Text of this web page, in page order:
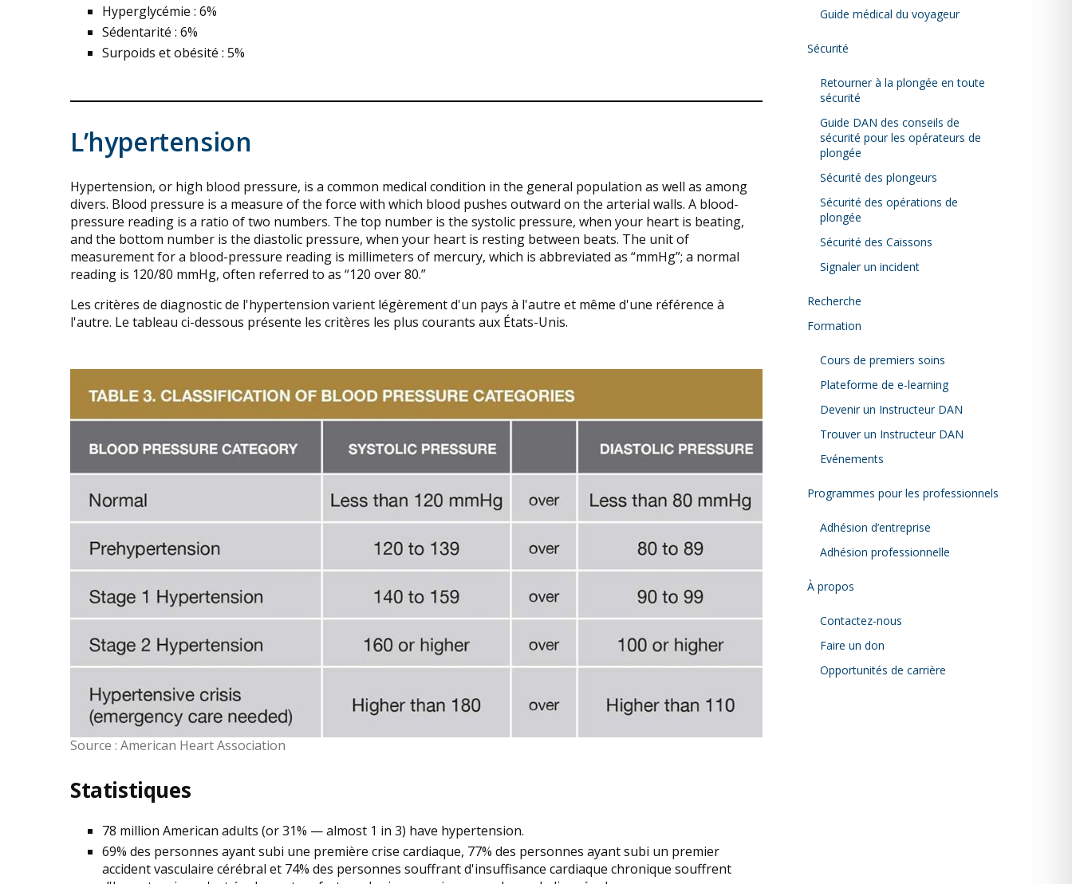
Hyperglycémie : 6%
Sédentarité : 6%
Surpoids et obésité : 5%
L’hypertension
Hypertension, or high blood pressure, is a common medical condition in the general population as well as among
divers. Blood pressure is a measure of the force with which blood pushes outward on the arterial walls. A blood-
pressure reading is a ratio of two numbers. The top number is the systolic pressure, when your heart is beating,
and the bottom number is the diastolic pressure, when your heart is resting between beats. The unit of
measurement for a blood-pressure reading is millimeters of mercury, which is abbreviated as “mmHg”; a normal
reading is 120/80 mmHg, often referred to as “120 over 80.”
Les critères de diagnostic de l'hypertension varient légèrement d'un pays à l'autre et même d'une référence à
l'autre. Le tableau ci-dessous présente les critères les plus courants aux États-Unis.
Source : American Heart Association
Statistiques
78 million American adults (or 31% — almost 1 in 3) have hypertension.
69% des personnes ayant subi une première crise cardiaque, 77% des personnes ayant subi un premier
accident vasculaire cérébral et 74% des personnes souffrant d'insuffisance cardiaque chronique souffrent
Guide médical du voyageur
Sécurité
Retourner à la plongée en toute
sécurité
Guide DAN des conseils de
sécurité pour les opérateurs de
plongée
Sécurité des plongeurs
Sécurité des opérations de
plongée
Sécurité des Caissons
Signaler un incident
Recherche
Formation
Cours de premiers soins
Plateforme de e-learning
Devenir un Instructeur DAN
Trouver un Instructeur DAN
Evénements
Programmes pour les professionnels
Adhésion d’entreprise
Adhésion professionnelle
À propos
Contactez-nous
Faire un don
Opportunités de carrière